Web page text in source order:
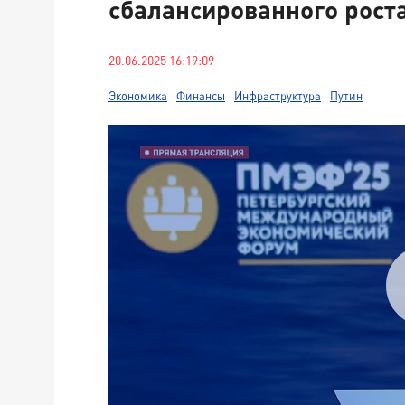
сбалансированного
20.06.2025 16:19:09
Экономика Финансы Инфраструктура Путин